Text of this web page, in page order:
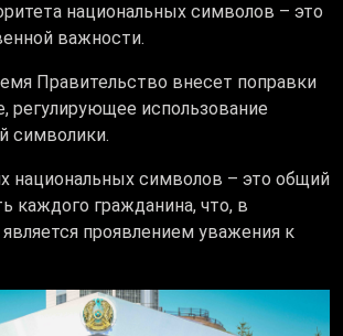
национальных символов – это
важности.
Правительство внесет поправки
регулирующее использование
символики.
национальных символов – это общий
каждого гражданина, что, в
проявлением уважения к